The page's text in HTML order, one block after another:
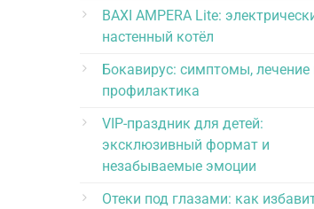
BAXI AMPERA Lite:
настенный котёл
Бокавирус: симптомы, лечение
профилактика
VIP-праздник для детей:
эксклюзивный формат и
незабываемые эмоции
Отеки под глазами: как